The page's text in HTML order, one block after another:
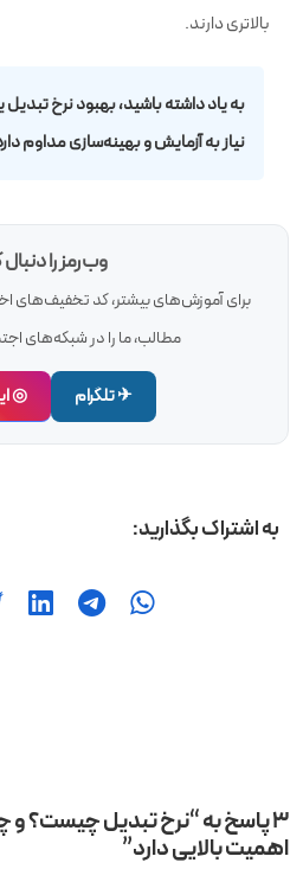
بالاتری دارند.
به یاد داشته باشید، بهبود نرخ
نیاز به آزمایش و بهینه‌سازی مداوم
وب‌رمز را
برای آموزش‌های بیشتر، کد تخفیف‌های
مطالب، ما را در شبکه‌های
✈ تلگرام ◎
به اشتراک بگذارید:
اهمیت بالایی دارد”